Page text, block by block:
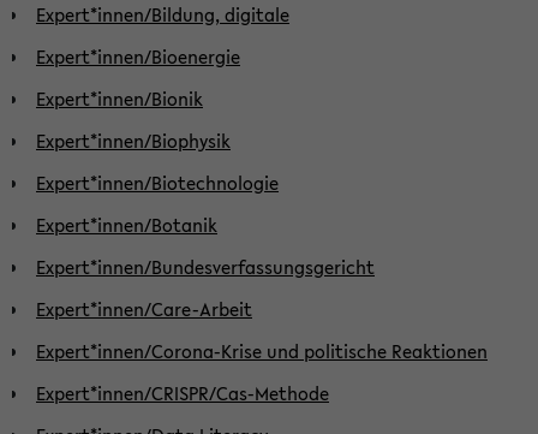
Expert*innen/Bildung, digitale
Expert*innen/Bioenergie
Expert*innen/Bionik
Expert*innen/Biophysik
Expert*innen/Biotechnologie
Expert*innen/Botanik
Expert*innen/Bundesverfassungsgericht
Expert*innen/Care-Arbeit
Expert*innen/Corona-Krise und politische Reaktionen
Expert*innen/CRISPR/Cas-Methode